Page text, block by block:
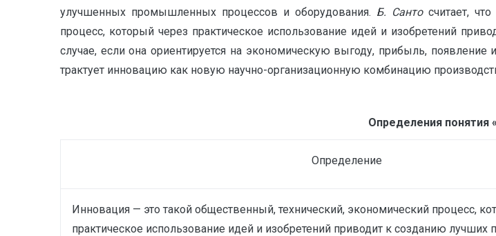
улучшенных промышленных процессов и оборудования. Б. Сантосчитает,
процесс, который через практическое использование идей и изобретений
случае, если она ориентируется на экономическую выгоду, прибыль,
трактует инновацию как новую научно-организационную комбинацию
Определения понятия
Определение
Инновация — это такой общественный, технический, экономический процесс,
практическое использование идей и изобретений приводит к созданию лучших